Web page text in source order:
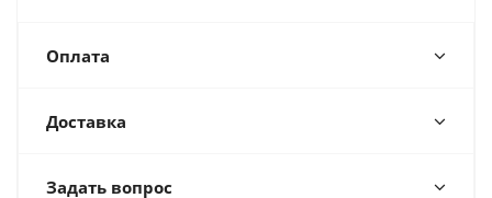
Оплата
Доставка
Задать вопрос